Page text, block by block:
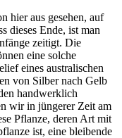
hier aus gesehen, auf
dieses Ende, ist man
zeitigt. Die
eine solche
eines australischen
von Silber nach Gelb
handwerklich
wir in jüngerer Zeit am
Pflanze, deren Art mit
ist, eine bleibende